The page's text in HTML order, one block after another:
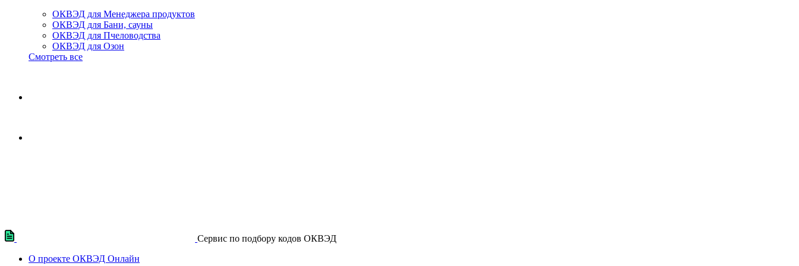
ОКВЭД для Менеджера продуктов
ОКВЭД для Бани, сауны
ОКВЭД для Пчеловодства
ОКВЭД для Озон
Смотреть все
Сервис по подбору кодов ОКВЭД
О проекте ОКВЭД Онлайн